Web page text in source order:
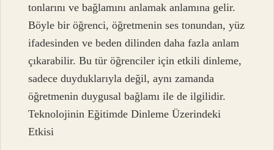
tonlarını ve bağlamını anlamak anlamına gelir.
Böyle bir öğrenci, öğretmenin ses tonundan, yüz
ifadesinden ve beden dilinden daha fazla anlam
çıkarabilir. Bu tür öğrenciler için etkili dinleme,
sadece duyduklarıyla değil, aynı zamanda
öğretmenin duygusal bağlamı ile de ilgilidir.
Teknolojinin Eğitimde Dinleme Üzerindeki
Etkisi